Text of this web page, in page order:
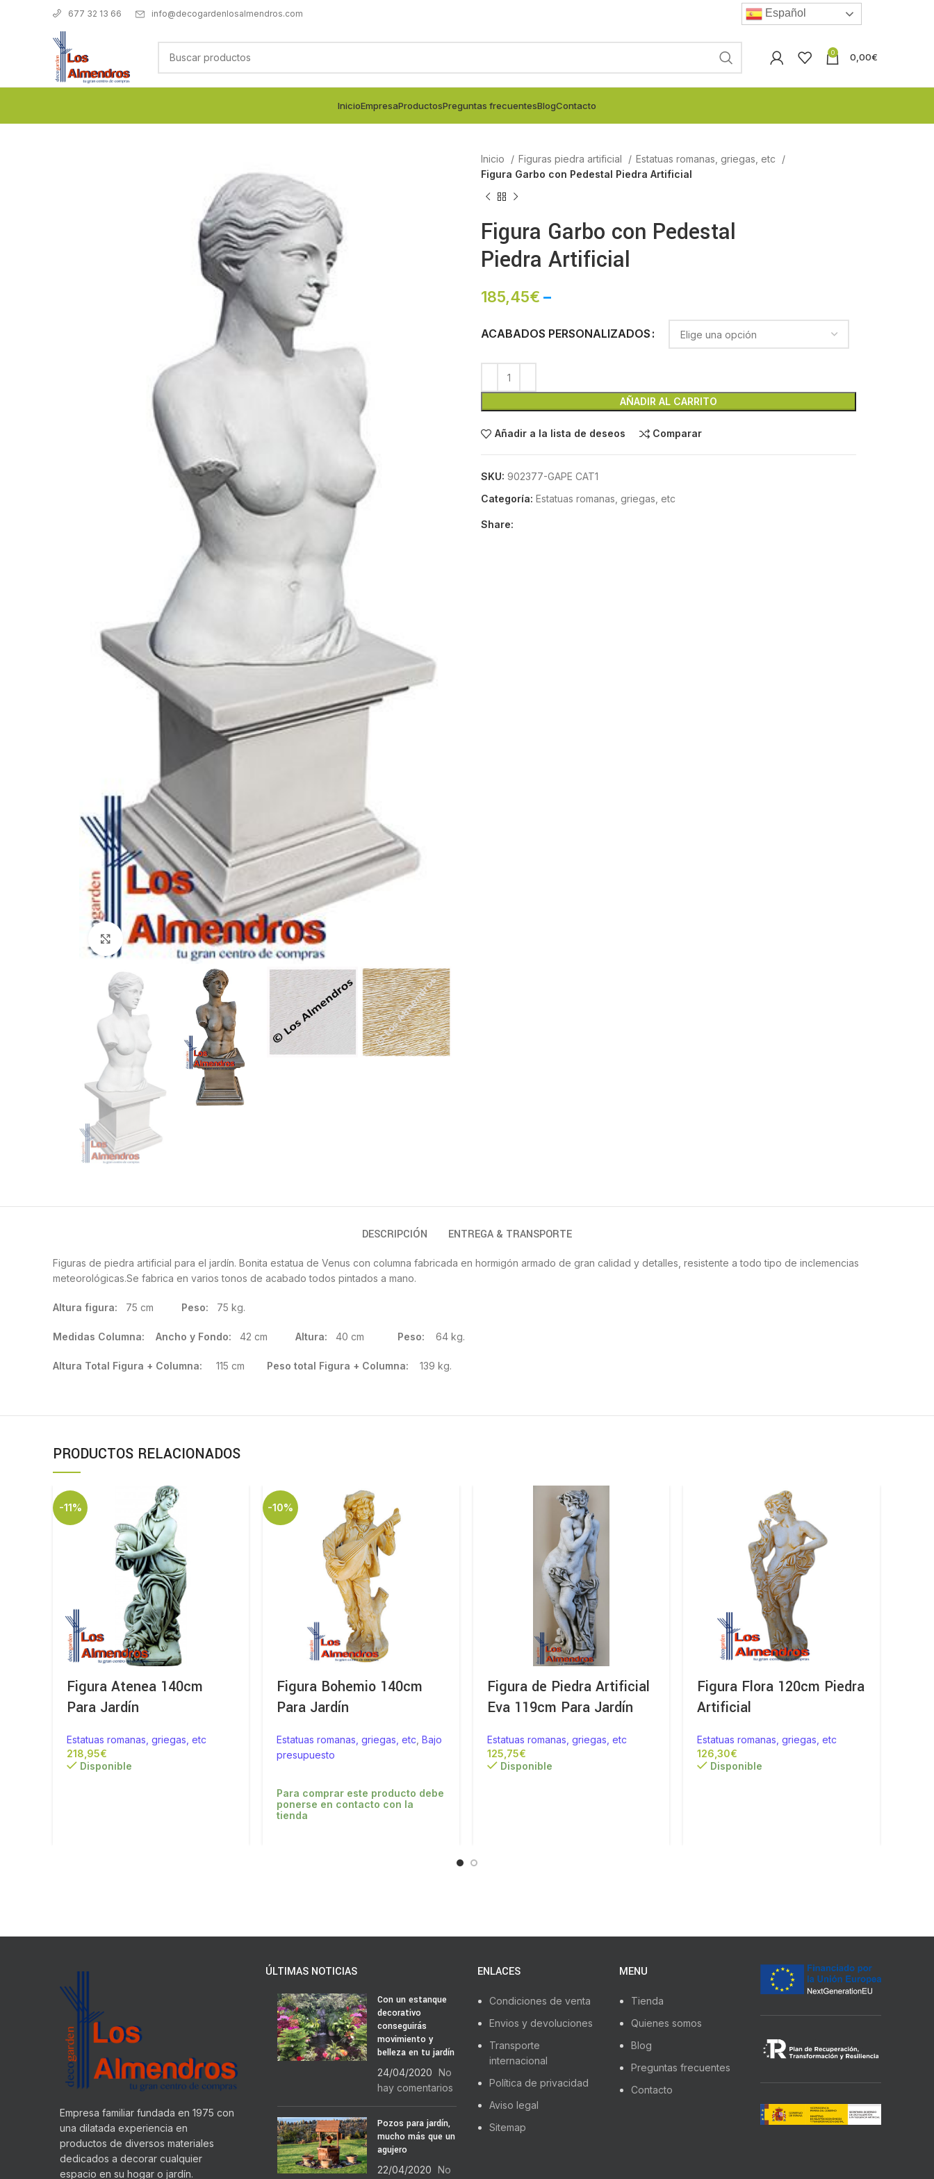
677 32 13 66 info@decogardenlosalmendros.com Español
0 0,00€
InicioEmpresaProductosPreguntas frecuentesBlogContacto
Clic para ampliar
Inicio Figuras piedra artificial
Estatuas romanas, griegas, etc
Figura Garbo con Pedestal Piedra Artificial
Figura Garbo con Pedestal
Piedra Artificial
185,45€ –
ACABADOS PERSONALIZADOS
AÑADIR AL CARRITO
Añadir a la lista de deseos Comparar
SKU: 902377-GAPE CAT1
Categoría: Estatuas romanas, griegas, etc
Share:
DESCRIPCIÓN ENTREGA & TRANSPORTE
Figuras de piedra artificial para el jardín. Bonita estatua de Venus con columna fabricada en hormigón armado de gran calidad y detalles, resistente a todo tipo de inclemencias
meteorológicas.Se fabrica en varios tonos de acabado todos pintados a mano.
Altura figura: 75 cm Peso: 75 kg.
Medidas Columna: Ancho y Fondo: 42 cm Altura: 40 cm Peso: 64 kg.
Altura Total Figura + Columna: 115 cm Peso total Figura + Columna: 139 kg.
PRODUCTOS RELACIONADOS
-11%
Figura Atenea 140cm
Para Jardín
Estatuas romanas, griegas, etc
€
Disponible
-10%
Figura Bohemio 140cm
Para Jardín
Estatuas romanas, griegas, etc ,Bajo
presupuesto
Para comprar este producto debe
ponerse en contacto con la
tienda
Figura de Piedra Artificial
Eva 119cm Para Jardín
Estatuas romanas, griegas, etc
€
Disponible
Figura Flora 120cm Piedra
Artificial
Estatuas romanas, griegas, etc
€
Disponible
Empresa familiar fundada en 1975 con
una dilatada experiencia en
productos de diversos materiales
dedicados a decorar cualquier
espacio en su hogar o jardín.
ÚLTIMAS NOTICIAS
Con un estanque
decorativo
conseguirás
movimiento y
belleza en tu jardín
24/04/2020 No
hay comentarios
Pozos para jardín,
mucho más que un
agujero
22/04/2020 No
ENLACES
Condiciones de venta
Envios y devoluciones
Transporte
internacional
Política de privacidad
Aviso legal
Sitemap
MENU
Tienda
Quienes somos
Blog
Preguntas frecuentes
Contacto